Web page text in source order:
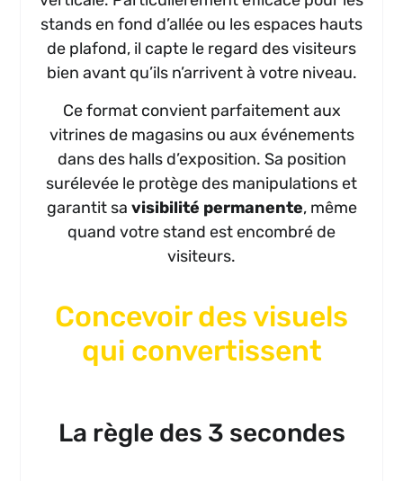
stands en fond d’allée ou les espaces hauts
de plafond, il capte le regard des visiteurs
bien avant qu’ils n’arrivent à votre niveau.
Ce format convient parfaitement aux
vitrines de magasins ou aux événements
dans des halls d’exposition. Sa position
surélevée le protège des manipulations et
garantit sa visibilité permanente, même
quand votre stand est encombré de
visiteurs.
Concevoir des visuels
qui convertissent
La règle des 3 secondes